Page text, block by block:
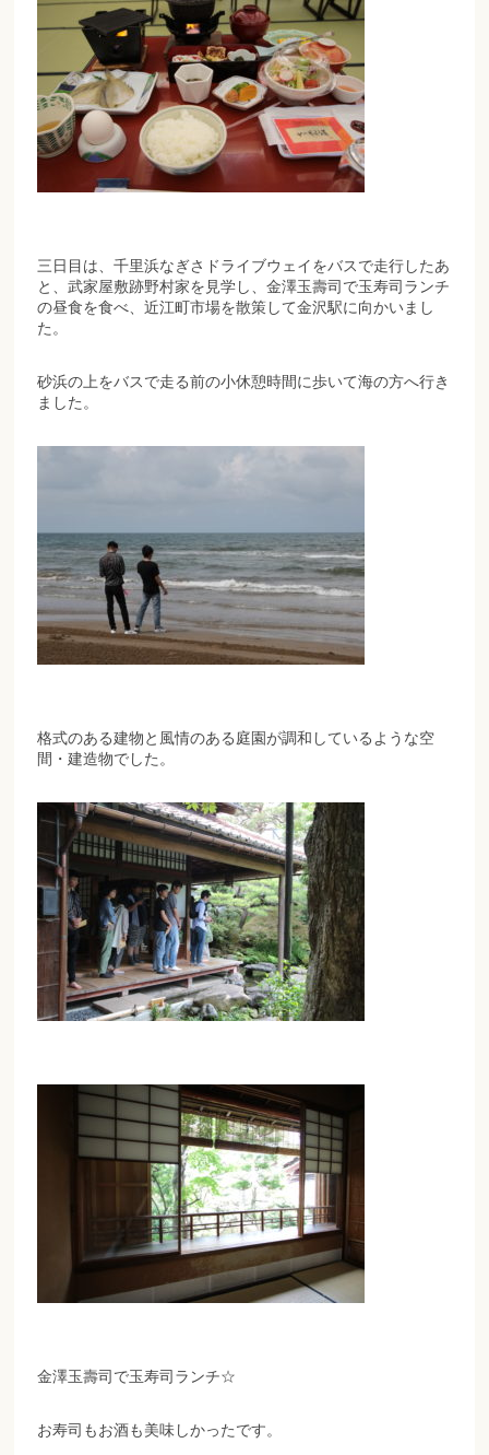
三日目は、千里浜なぎさドライブウェイをバスで走行したあ
と、武家屋敷跡野村家を見学し、金澤玉壽司で玉寿司ランチ
の昼食を食べ、近江町市場を散策して金沢駅に向かいまし
た。
砂浜の上をバスで走る前の小休憩時間に歩いて海の方へ行き
ました。
格式のある建物と風情のある庭園が調和しているような空
間・建造物でした。
金澤玉壽司で玉寿司ランチ☆
お寿司もお酒も美味しかったです。